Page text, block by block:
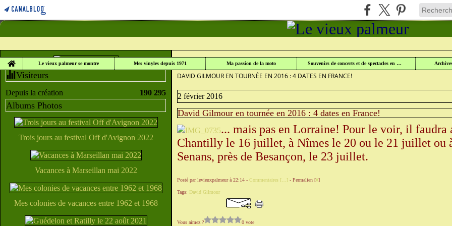
Home
Le vieux palmeur se montre Mes vinyles depuis 1971 Ma passion de la moto Souvenirs de concerts et de spectacles en Lorraine
Visiteurs
Depuis la création 190 295
Albums Photos
Trois jours au festival Off d'Avignon 2022
Vacances à Marseillan mai 2022
Mes colonies de vacances entre 1962 et 1968
LE VIEUX PALMEUR > CONCERTS ET SPECTACLES À VENIR EN LORRAINE >
DAVID GILMOUR EN TOURNÉE EN 2016 : 4 DATES EN FRANCE!
2 février 2016
David Gilmour en tournée en 2016 : 4 dates en France!
... mais pas en Lorraine! Pour le voir, il faudra
Chantilly le 16 juillet, à Nîmes le 20 ou le 21 juillet ou
Senans, près de Besançon, le 23 juillet.
Posté par levieuxpalmeur à 22:14 - Commentaires [ ] - Permalien [#]
Tags: David Gilmour
Vous aimez ? 0 vote